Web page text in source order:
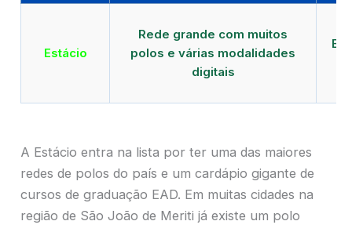
Estácio
Rede grande com muitos
polos e várias modalidades
digitais
A Estácio entra na lista por ter uma das maiores
redes de polos do país e um cardápio gigante de
cursos de graduação EAD. Em muitas cidades na
região de São João de Meriti já existe um polo